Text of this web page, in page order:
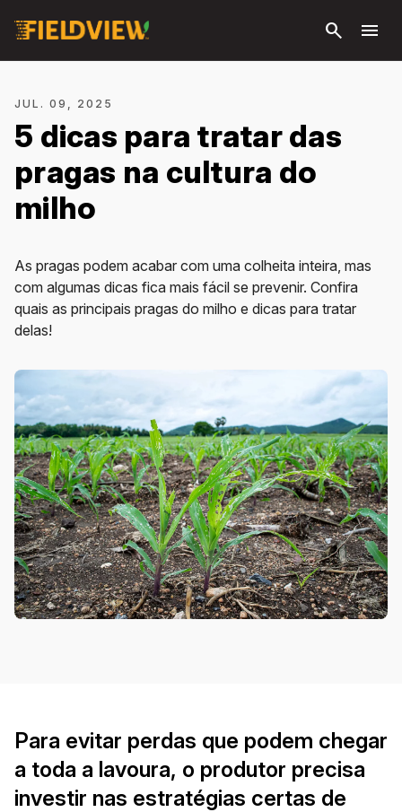
principal
search menu
JUL. 09, 2025
5 dicas para tratar das
pragas na cultura do
milho
As pragas podem acabar com uma colheita inteira, mas
com algumas dicas fica mais fácil se prevenir. Confira
quais as principais pragas do milho e dicas para tratar
delas!
Para evitar perdas que podem chegar
a toda a lavoura, o produtor precisa
investir nas estratégias certas de